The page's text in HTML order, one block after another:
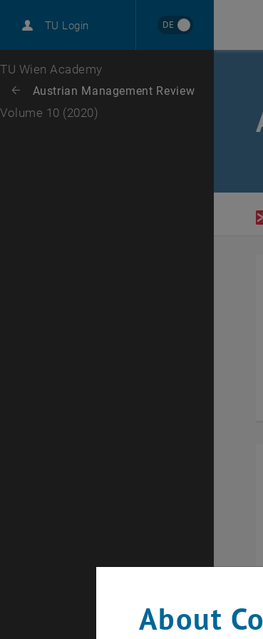
TU Login DE
Top menu level
TU Wien Academy
Back: list subpages of parent page Austrian Management
Back to:
Austrian Management Review
Volume 10 (2020)
About